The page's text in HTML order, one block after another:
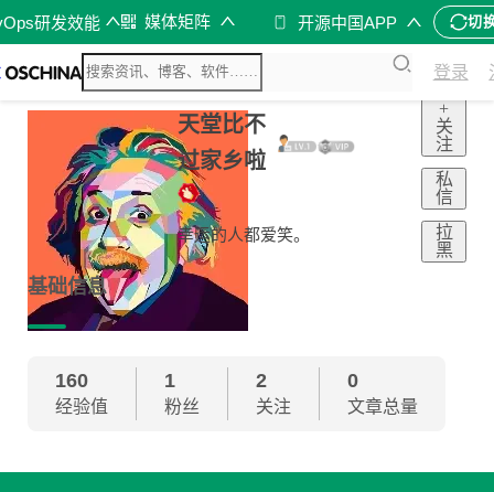
研发效能 媒体矩阵 开源中国APP 切
登录
天堂比不
过家乡啦
幸运的人都爱笑。
+
关
注
私
信
拉
黑
基础信息
160
经验值
1
粉丝
2
关注
0
文章总量